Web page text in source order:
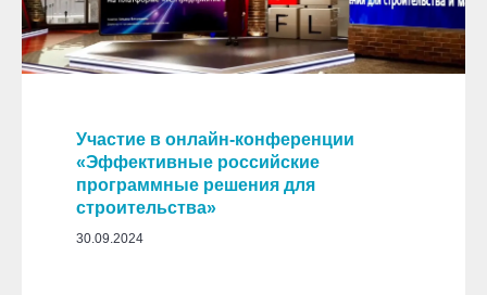
Участие в онлайн-конференции
«Эффективные российские
программные решения для
строительства»
30.09.2024